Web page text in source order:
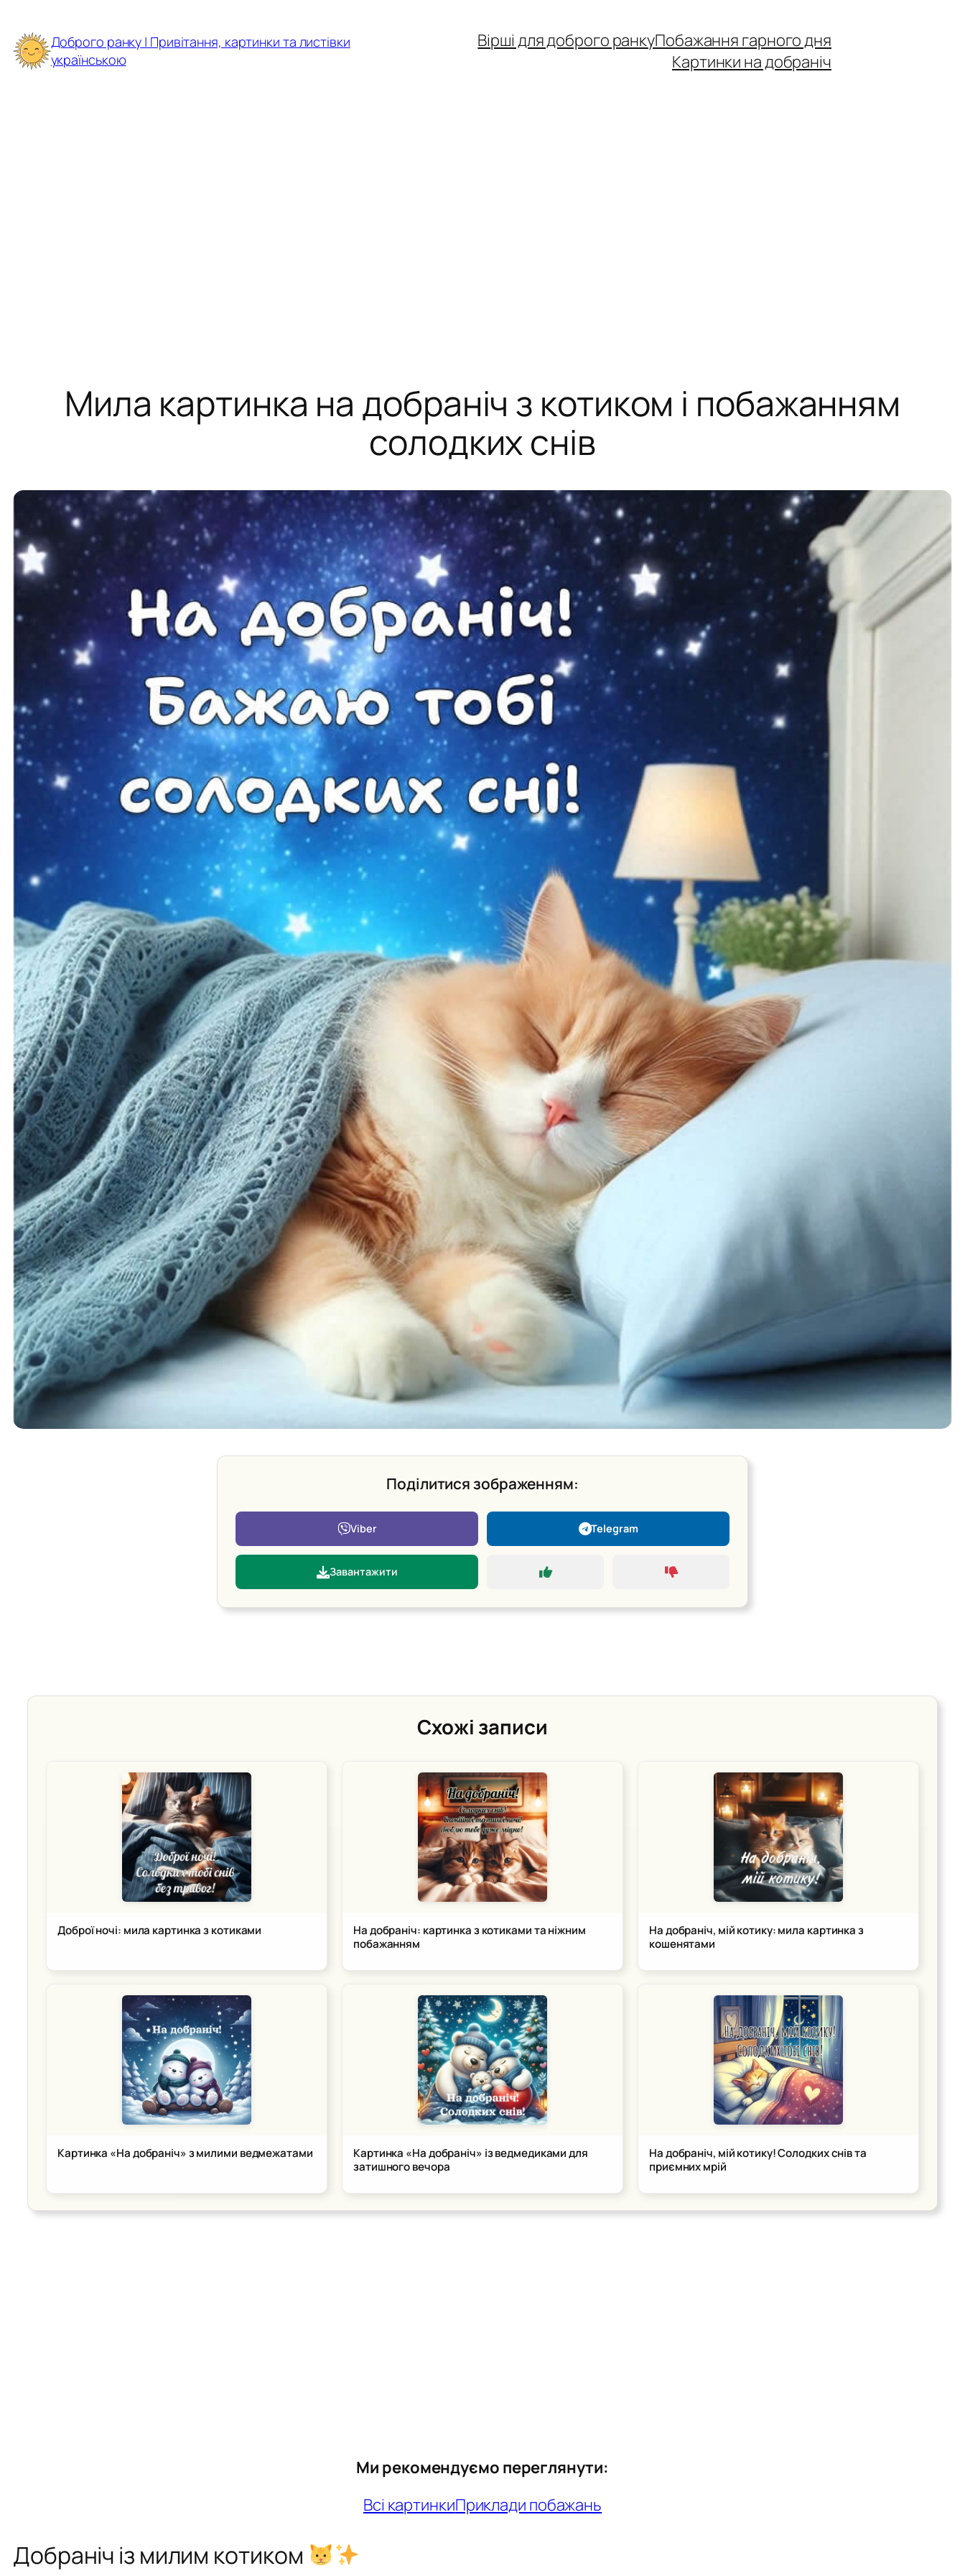
до
вмісту
Доброго ранку | Привітання, картинки та листівки
українською
Вірші для доброго ранкуПобажання гарного дня
Картинки на добраніч
Мила картинка на добраніч з котиком і побажанням
солодких снів
Поділитися зображенням:
Viber Telegram
Завантажити
Схожі записи
Доброї ночі: мила картинка з котиками
На добраніч: картинка з котиками та ніжним
побажанням
На добраніч, мій котику: мила картинка з
кошенятами
Картинка «На добраніч» з милими ведмежатами
Картинка «На добраніч» із ведмедиками для
затишного вечора
На добраніч, мій котику! Солодких снів та
приємних мрій
Ми рекомендуємо переглянути:
Всі картинкиПриклади побажань
Добраніч із милим котиком